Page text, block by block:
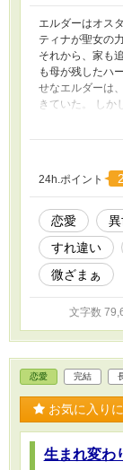
エルダーはオス
ティナが聖女の
それから、家も
も母が残したハ
せなエルダーは
きていた。 しか
うに言われてし
で？！ 聖女の力
を感じていたエ
を感じた。「じ
私はロズイエで
い？！」 かくし
様もその計画に
好きで一人でも
ンコツになって
説家になろうで
24h.ポイント
恋愛
すれ違い
微ざまぁ
文字数
恋愛 完結
お気に入り
生まれ変わ